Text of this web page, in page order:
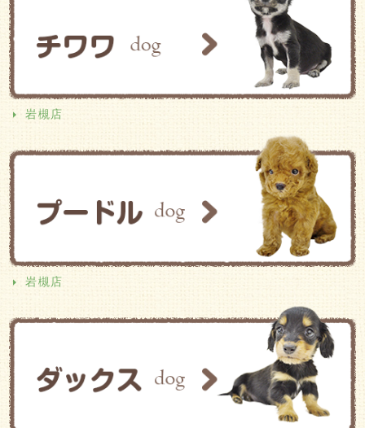
岩槻店
岩槻店